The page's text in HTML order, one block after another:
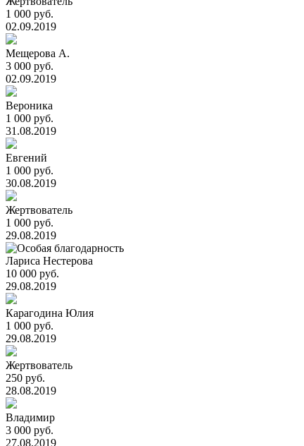
1 000 руб.
02.09.2019
Мещерова А.
3 000 руб.
02.09.2019
Вероника
1 000 руб.
31.08.2019
Евгений
1 000 руб.
30.08.2019
Жертвователь
1 000 руб.
29.08.2019
Лариса Нестерова
10 000 руб.
29.08.2019
Карагодина Юлия
1 000 руб.
29.08.2019
Жертвователь
250 руб.
28.08.2019
Владимир
3 000 руб.
27.08.2019